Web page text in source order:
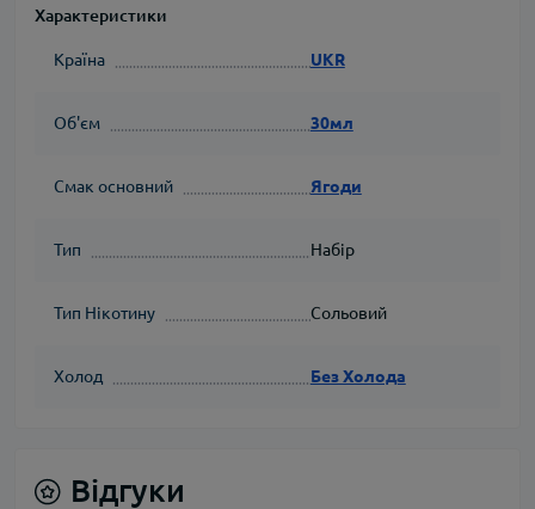
Характеристики
Країна UKR
Об'єм 30мл
Смак основний Ягоди
Тип Набір
Тип Нікотину Сольовий
Холод Без Холода
Відгуки